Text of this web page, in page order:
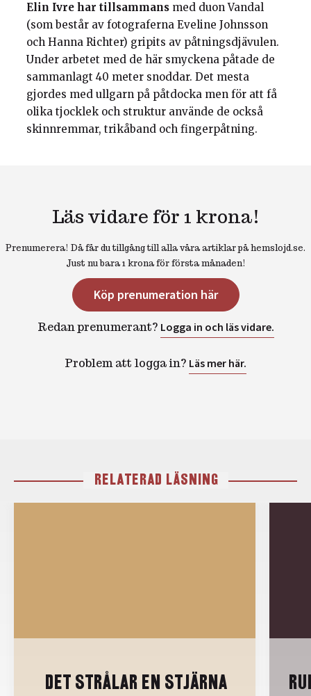
Elin Ivre har tillsammans med duon Vandal
(som består av fotograferna Eveline Johnsson
och Hanna Richter) gripits av påtningsdjävulen.
Under arbetet med de här smyckena påtade de
sammanlagt 40 meter snoddar. Det mesta
gjordes med ullgarn på påtdocka men för att få
olika tjocklek och struktur använde de också
skinnremmar, trikåband och fingerpåtning.
Läs vidare för 1 krona!
Prenumerera! Då får du tillgång till alla våra artiklar på hemslojd.se.
Just nu bara 1 krona för första månaden!
Köp prenumeration här
Redan prenumerant? Logga in och läs vidare.
Problem att logga in? Läs mer här.
RELATERAD LÄSNING
DET STRÅLAR EN STJÄRNA